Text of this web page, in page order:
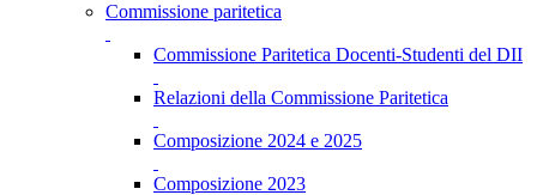
Commissione paritetica
Commissione Paritetica Docenti-Studenti del DII
Relazioni della Commissione Paritetica
Composizione 2024 e 2025
Composizione 2023